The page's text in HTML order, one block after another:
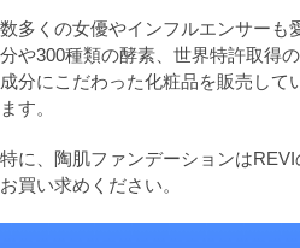
数多くの女優やインフルエンサーも
分や300種類の酵素、世界特許取得
成分にこだわった化粧品を販売して
ます。
特に、陶肌ファンデーションは
お買い求めください。